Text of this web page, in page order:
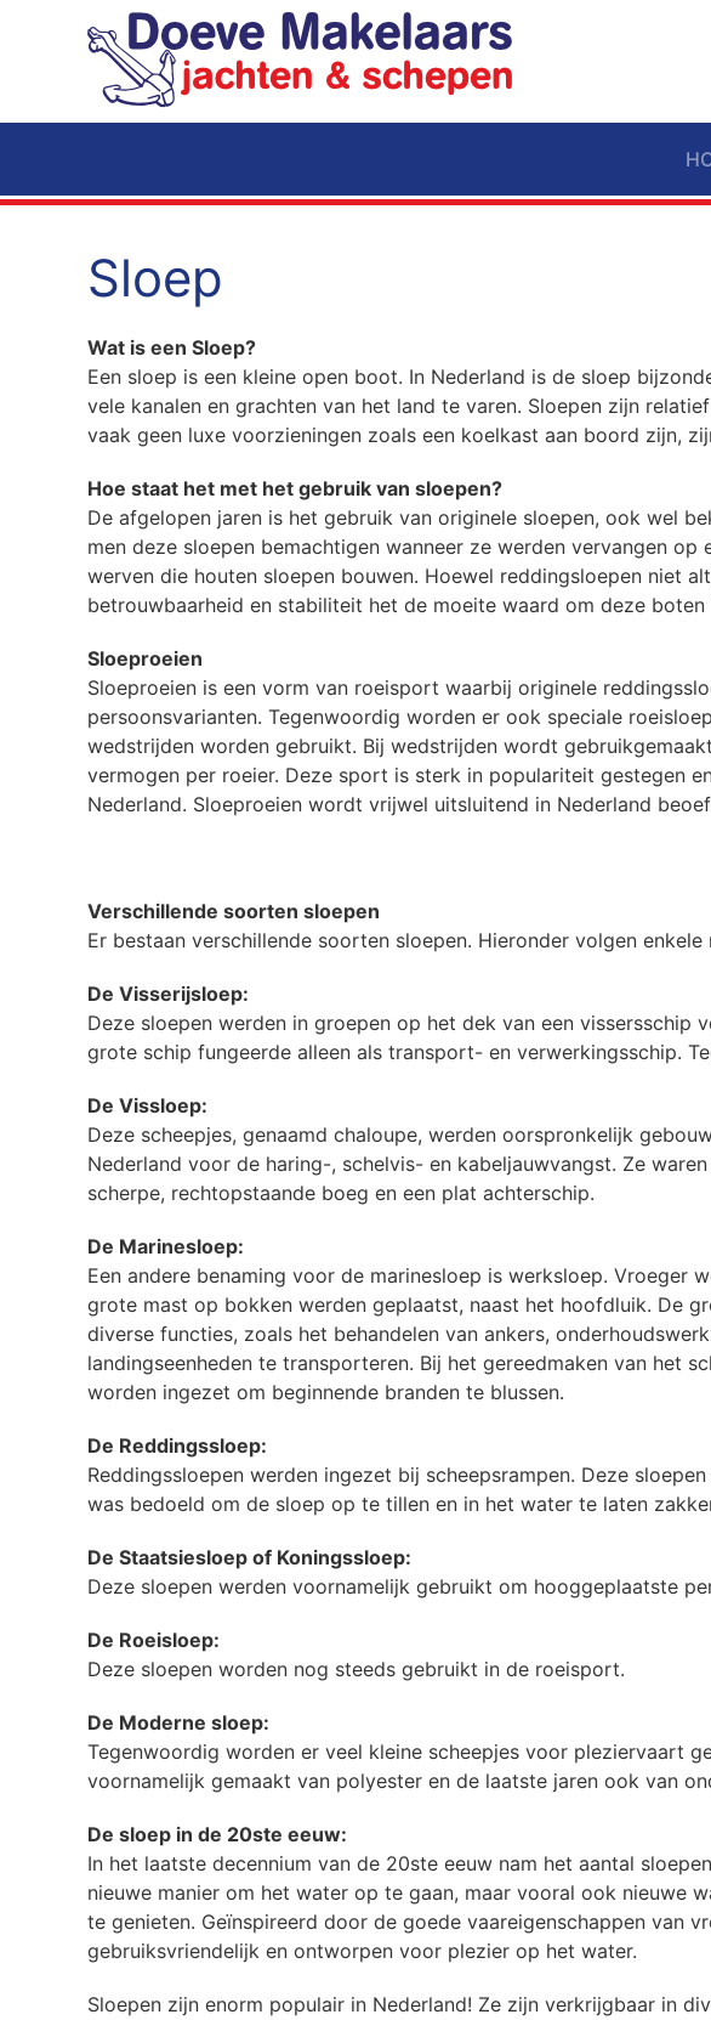
Terug naar hoofdinhoud
Sloep
Wat is een Sloep?
Een sloep is een kleine open boot. In Nederland is de sloep
vele kanalen en grachten van het land te varen. Sloepen zijn
vaak geen luxe voorzieningen zoals een koelkast aan boord zijn,
Hoe staat het met het gebruik van sloepen?
De afgelopen jaren is het gebruik van originele sloepen, ook wel
men deze sloepen bemachtigen wanneer ze werden vervangen
werven die houten sloepen bouwen. Hoewel reddingsloepen niet
betrouwbaarheid en stabiliteit het de moeite waard om deze boten
Sloeproeien
Sloeproeien is een vorm van roeisport waarbij originele
persoonsvarianten. Tegenwoordig worden er ook speciale
wedstrijden worden gebruikt. Bij wedstrijden wordt
vermogen per roeier. Deze sport is sterk in populariteit gestegen
Nederland. Sloeproeien wordt vrijwel uitsluitend in Nederland
Verschillende soorten sloepen
Er bestaan verschillende soorten sloepen. Hieronder volgen enkele
De Visserijsloep:
Deze sloepen werden in groepen op het dek van een
grote schip fungeerde alleen als transport- en verwerkingsschip.
De Vissloep:
Deze scheepjes, genaamd chaloupe, werden oorspronkelijk
Nederland voor de haring-, schelvis- en kabeljauwvangst. Ze
scherpe, rechtopstaande boeg en een plat achterschip.
De Marinesloep:
Een andere benaming voor de marinesloep is werksloep. Vroeger
grote mast op bokken werden geplaatst, naast het hoofdluik. De
diverse functies, zoals het behandelen van ankers,
landingseenheden te transporteren. Bij het gereedmaken van het
worden ingezet om beginnende branden te blussen.
De Reddingssloep:
Reddingssloepen werden ingezet bij scheepsrampen. Deze
was bedoeld om de sloep op te tillen en in het water te laten
De Staatsiesloep of Koningssloep:
Deze sloepen werden voornamelijk gebruikt om hooggeplaatste
De Roeisloep:
Deze sloepen worden nog steeds gebruikt in de roeisport.
De Moderne sloep:
Tegenwoordig worden er veel kleine scheepjes voor pleziervaart
voornamelijk gemaakt van polyester en de laatste jaren ook van
De sloep in de 20ste eeuw:
In het laatste decennium van de 20ste eeuw nam het aantal
nieuwe manier om het water op te gaan, maar vooral ook nieuwe
te genieten. Geïnspireerd door de goede vaareigenschappen van
gebruiksvriendelijk en ontworpen voor plezier op het water.
Sloepen zijn enorm populair in Nederland! Ze zijn verkrijgbaar in